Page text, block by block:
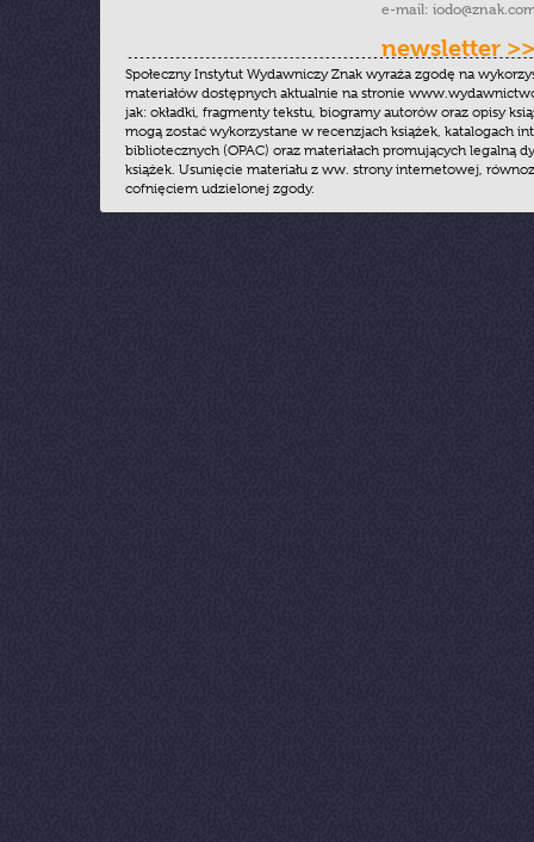
e-mail:
newsletter >>
Społeczny Instytut Wydawniczy Znak wyraża zgodę na
materiałów dostępnych aktualnie na stronie
jak: okładki, fragmenty tekstu, biogramy autorów oraz opisy
mogą zostać wykorzystane w recenzjach książek, katalogach
bibliotecznych (OPAC) oraz materiałach promujących legalną
książek. Usunięcie materiału z ww. strony internetowej,
cofnięciem udzielonej zgody.